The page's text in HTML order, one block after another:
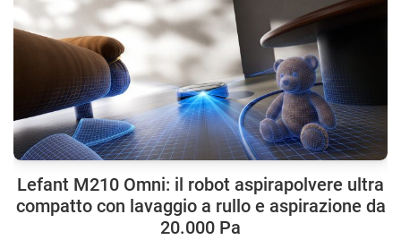
Lefant M210 Omni: il robot aspirapolvere ultra
compatto con lavaggio a rullo e aspirazione da
20.000 Pa